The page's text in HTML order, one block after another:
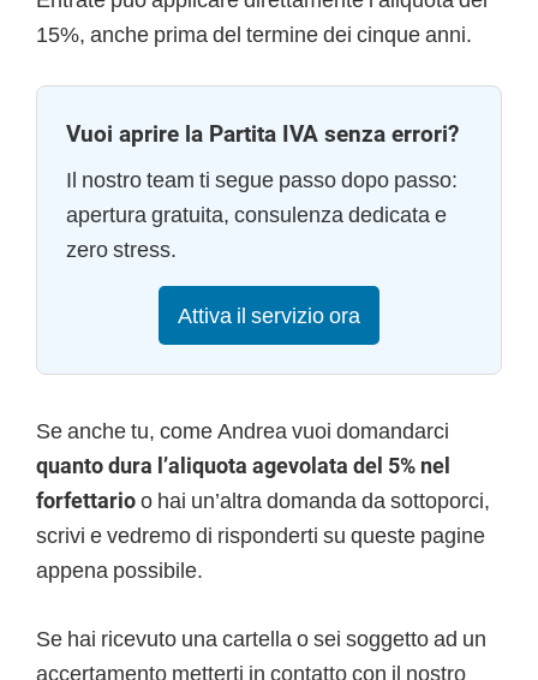
15%, anche prima del termine dei cinque anni.
Vuoi aprire la Partita IVA senza errori?
Il nostro team ti segue passo dopo passo:
apertura gratuita, consulenza dedicata e
zero stress.
Attiva il servizio ora
Se anche tu, come Andrea vuoi domandarci
quanto dura l’aliquota agevolata del 5% nel
forfettarioo hai un’altra domanda da sottoporci,
scrivi e vedremo di risponderti su queste pagine
appena possibile.
Se hai ricevuto una cartella o sei soggetto ad un
accertamento metterti in contatto con il nostro